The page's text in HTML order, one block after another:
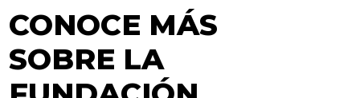
CONOCE MÁS
SOBRE LA